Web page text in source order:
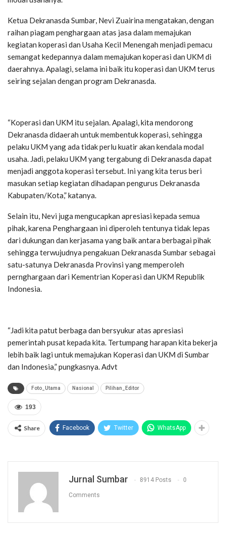
Ketua Dekranasda Sumbar, Nevi Zuairina mengatakan, dengan
raihan piagam penghargaan atas jasa dalam memajukan
kegiatan koperasi dan Usaha Kecil Menengah menjadi pemacu
semangat kedepannya dalam memajukan koperasi dan UKM di
daerahnya. Apalagi, selama ini baik itu koperasi dan UKM terus
seiring sejalan dengan program Dekranasda.
“Koperasi dan UKM itu sejalan. Apalagi, kita mendorong
Dekranasda didaerah untuk membentuk koperasi, sehingga
pelaku UKM yang ada tidak perlu kuatir akan kendala modal
usaha. Jadi, pelaku UKM yang tergabung di Dekranasda dapat
menjadi anggota koperasi tersebut. Ini yang kita terus beri
masukan setiap kegiatan dihadapan pengurus Dekranasda
Kabupaten/Kota,” katanya.
Selain itu, Nevi juga mengucapkan apresiasi kepada semua
pihak, karena Penghargaan ini diperoleh tentunya tidak lepas
dari dukungan dan kerjasama yang baik antara berbagai pihak
sehingga terwujudnya pengakuan Dekranasda Sumbar sebagai
satu-satunya Dekranasda Provinsi yang memperoleh
pernghargaan dari Kementrian Koperasi dan UKM Republik
Indonesia.
“Jadi kita patut berbaga dan bersyukur atas apresiasi
pemerintah pusat kepada kita. Tertumpang harapan kita bekerja
lebih baik lagi untuk memajukan Koperasi dan UKM di Sumbar
dan Indonesia,” pungkasnya. Advt
Foto_Utama Nasional Pilihan_Editor
193
Share Facebook Twitter WhatsApp
Jurnal Sumbar 8914 Posts 0
Comments